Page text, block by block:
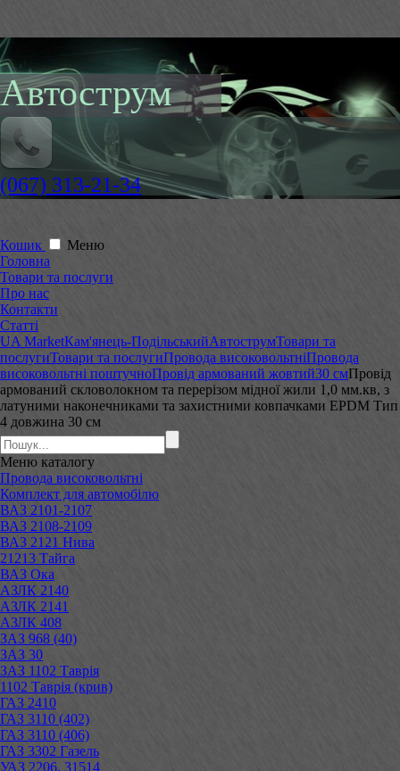
Автострум
(067) 313-21-34
Кошик
Меню
Головна
Товари та послуги
Про нас
Контакти
Статті
UA MarketКам'янець-ПодільськийАвтострумТовари та
послугиТовари та послугиПровода високовольтніПровода
високовольтні поштучноПровід армований жовтий30 смПровід
армований скловолокном та перерізом мідної жили 1,0 мм.кв, з
латуними наконечниками та захистними ковпачками EPDM Тип
4 довжина 30 см
Меню каталогу
Провода високовольтні
Комплект для автомобілю
ВАЗ 2101-2107
ВАЗ 2108-2109
ВАЗ 2121 Нива
21213 Тайга
ВАЗ Ока
АЗЛК 2140
АЗЛК 2141
АЗЛК 408
ЗАЗ 968 (40)
ЗАЗ 30
ЗАЗ 1102 Таврія
1102 Таврія (крив)
ГАЗ 2410
ГАЗ 3110 (402)
ГАЗ 3110 (406)
ГАЗ 3302 Газель
УАЗ 2206, 31514